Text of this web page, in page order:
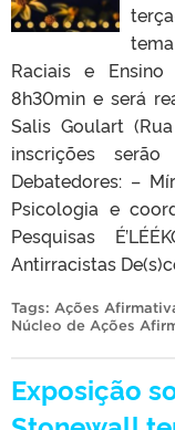
Raciais e
8h30min e será
Salis Goulart
inscrições
Debatedores: –
Psicologia e
Pesquisas
Antirracistas
Tags: Ações
Núcleo de Ações
Exposição